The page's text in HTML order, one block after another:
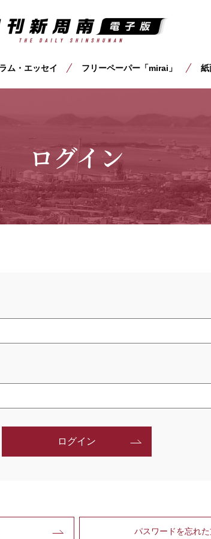
ム・エッセイ フリーペーパー「mirai」 紙
ログイン
ログイン
パスワードを忘れ